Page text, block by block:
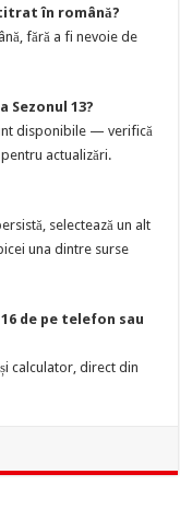
în română?
fără a fi nevoie de
Sezonul 13?
disponibile — verifică
actualizări.
selectează un alt
una dintre surse
de pe telefon sau
calculator, direct din